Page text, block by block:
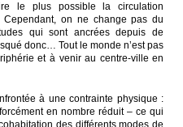
le plus possible la circulation
Cependant, on ne change pas du
qui sont ancrées depuis de
donc… Tout le monde n’est pas
et à venir au centre-ville en
à une contrainte physique :
en nombre réduit – ce qui
des différents modes de